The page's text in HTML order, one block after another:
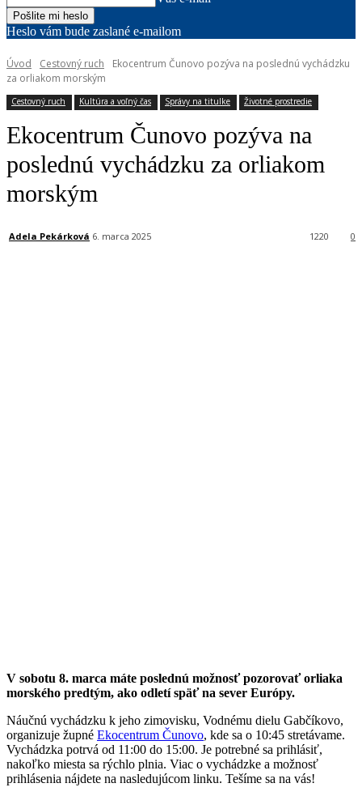
Heslo vám bude zaslané e-mailom
Úvod Cestovný ruch
Ekocentrum Čunovo pozýva na poslednú vychádzku
za orliakom morským
Cestovný ruch Kultúra a voľný čas Správy na titulke Životné prostredie
Ekocentrum Čunovo pozýva na
poslednú vychádzku za orliakom
morským
Adela Pekárková 6. marca 2025 0
1220
V sobotu 8. marca máte poslednú možnosť pozorovať orliaka
morského predtým, ako odletí späť na sever Európy.
Náučnú vychádzku k jeho zimovisku, Vodnému dielu Gabčíkovo,
organizuje župné Ekocentrum Čunovo, kde sa o 10:45 stretávame.
Vychádzka potrvá od 11:00 do 15:00. Je potrebné sa prihlásiť,
nakoľko miesta sa rýchlo plnia. Viac o vychádzke a možnosť
prihlásenia nájdete na nasledujúcom linku. Tešíme sa na vás!